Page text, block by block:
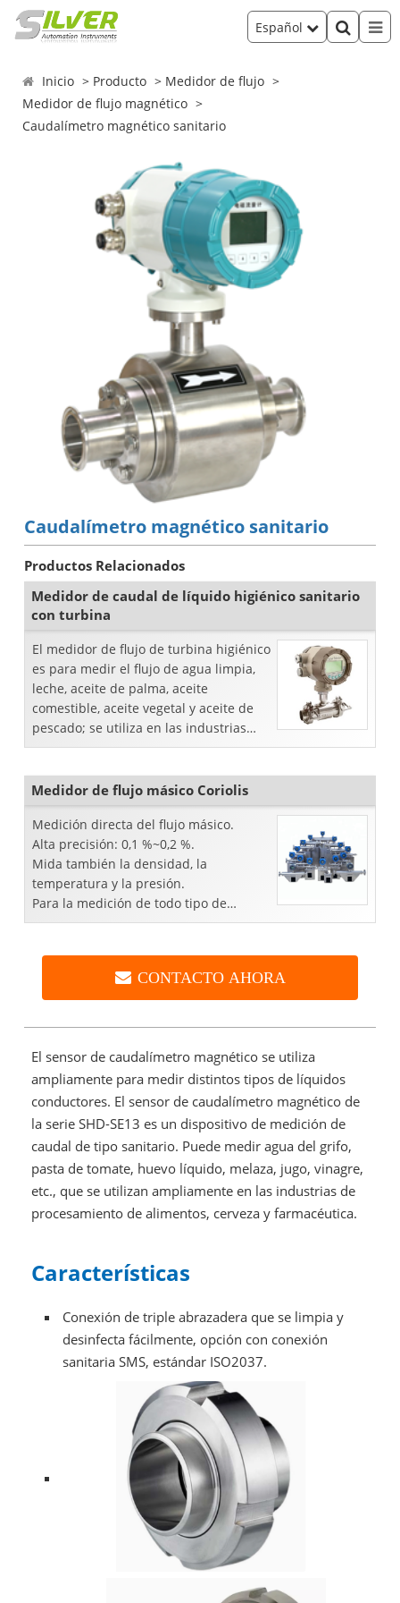
Español
Inicio Producto
Medidor de flujo
Medidor de flujo magnético
Caudalímetro magnético sanitario
Caudalímetro magnético sanitario
Productos Relacionados
Medidor de caudal de líquido higiénico sanitario
con turbina
El medidor de flujo de turbina higiénico
es para medir el flujo de agua limpia,
leche, aceite de palma, aceite
comestible, aceite vegetal y aceite de
pescado; se utiliza en las industrias
láctea, de bebidas, de procesamiento
Medidor de flujo másico Coriolis
Medición directa del flujo másico.
Alta precisión: 0,1 %~0,2 %.
Mida también la densidad, la
temperatura y la presión.
Para la medición de todo tipo de
fluidos.
CONTACTO AHORA
El sensor de caudalímetro magnético se utiliza
ampliamente para medir distintos tipos de líquidos
conductores. El sensor de caudalímetro magnético de
la serie SHD-SE13 es un dispositivo de medición de
caudal de tipo sanitario. Puede medir agua del grifo,
pasta de tomate, huevo líquido, melaza, jugo, vinagre,
etc., que se utilizan ampliamente en las industrias de
procesamiento de alimentos, cerveza y farmacéutica.
Características
Conexión de triple abrazadera que se limpia y
desinfecta fácilmente, opción con conexión
sanitaria SMS, estándar ISO2037.